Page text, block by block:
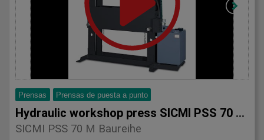
Prensas Prensas de puesta a punto
Hydraulic workshop press SICMI PSS 70 M series
SICMI PSS 70 M Baureihe